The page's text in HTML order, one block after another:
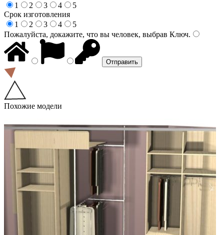
1
2 3 4
5
Срок изготовления
1
2 3 4
5
Пожалуйста, докажите, что вы человек, выбрав Ключ.
Похожие модели